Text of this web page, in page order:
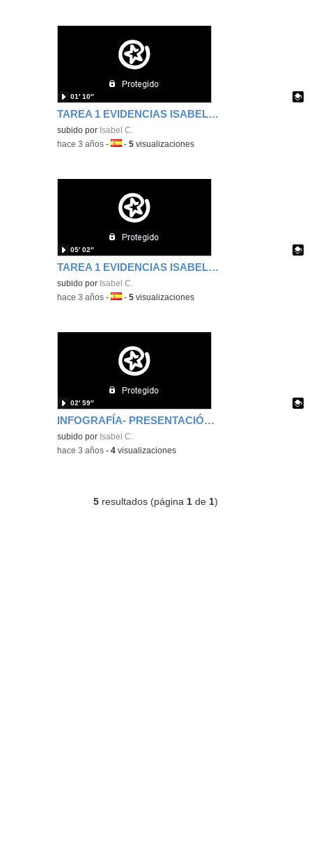
TAREA 1 EVIDENCIAS ISABEL CALLEJO RENEDO
Contenido educativo.
subido por Isabel C.
01′ 10″
-hace 3 años -Idioma:
-5 visualizaciones
TAREA 1 EVIDENCIAS ISABEL CALLEJO RENEDO
Contenido educativo.
subido por Isabel C.
05′ 02″
-hace 3 años -Idioma:
-5 visualizaciones
INFOGRAFÍA- PRESENTACIÓN EMBARAZO
Contenido educativo.
subido por Isabel C.
02′ 59″
-hace 3 años -4 visualizaciones
5 resultados (página 1 de 1)